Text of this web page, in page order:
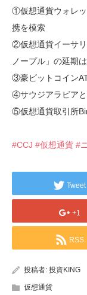
①仮想通貨ウォレ
携を模索
②仮想通貨イーサ
ノープル」の延期
③豪ビットコイン
④サウジアラビア
⑤仮想通貨取引所
#CCJ #仮想通貨 #
Tweet
+1
RSS
投稿者: 投資KING
仮想通貨